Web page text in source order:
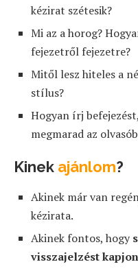
kézirat szétesik?
Mi az a horog?
fejezetről fejezetre?
Mitől lesz hiteles a
stílus?
Hogyan írj
megmarad az
Kinek ajánlom?
Akinek már van
kézirata.
Akinek fontos, hogy
visszajelzést kapjon